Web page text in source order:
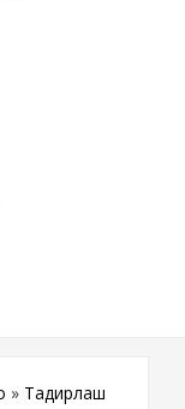
» Тақдирлаш